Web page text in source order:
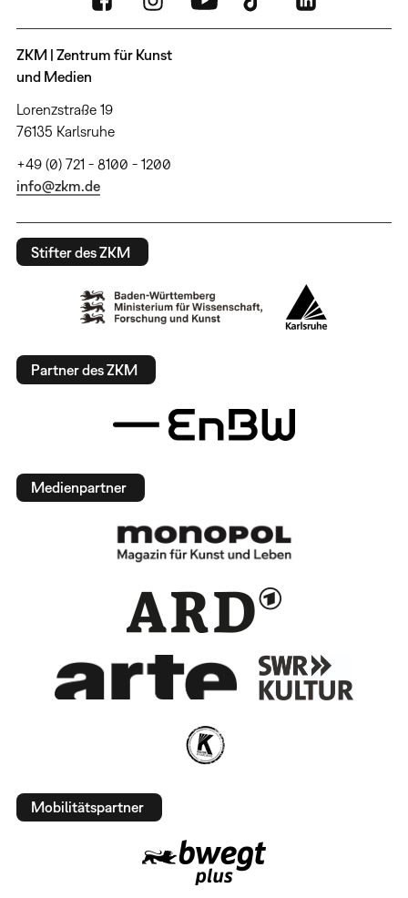
ZKM | Zentrum für Kunst
und Medien
Lorenzstraße 19
76135 Karlsruhe
+49 (0) 721 - 8100 - 1200
info@zkm.de
Stifter des ZKM
Partner des ZKM
Medienpartner
Mobilitätspartner